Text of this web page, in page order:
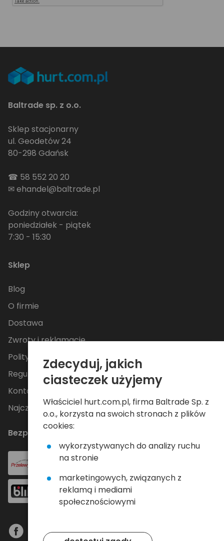
Baltrade sp. z o.o.
Sklep stacjonarny
ul. Geodetów 24
80-298 Gdańsk
☎ 58 552 20 20
✉ehandel@baltrade.pl
Godziny otwarcia:
poniedziałek - piątek
7:30 - 15:30
Sklep
Blog
O firmie
Dostawa
Zwroty i reklamacje
Polityka Prywatności
Regulamin
Kontakt
Najczęściej zadawane pytania
Bezpieczne płatności
Zdecyduj, jakich
ciasteczek użyjemy
Właściciel hurt.com.pl, firma Baltrade Sp. z
o.o., korzysta na swoich stronach z plików
cookies:
wykorzystywanych do analizy ruchu
na stronie
marketingowych, związanych z
reklamą i mediami
społecznościowymi